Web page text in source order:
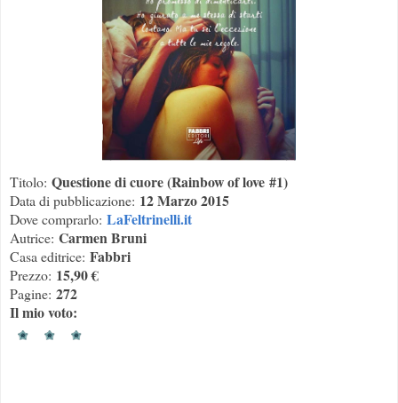
Titolo: Questione di cuore (Rainbow of love #1)
Data di pubblicazione: 12 Marzo 2015
Dove comprarlo: LaFeltrinelli.it
Autrice: Carmen Bruni
Casa editrice: Fabbri
Prezzo: 15,90 €
Pagine: 272
Il mio voto: